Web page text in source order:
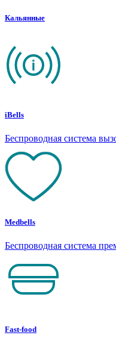
Кальянные
iBells
Беспроводная система
Medbells
Беспроводная система
Fast-food